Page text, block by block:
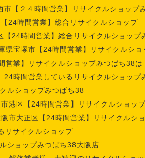
市【２４時間営業】リサイクルショップ
24時間営業】総合リサイクルショップ
【24時間営業】総合リサイクルショップ
県宝塚市【24時間営業】リサイクルショ
営業】リサイクルショップみつばち38は
時間営業しているリサイクルショップ
ルショップみつばち38
市港区【24時間営業】リサイクルショッ
市大正区【24時間営業】リサイクルシ
リサイクルショップ
ショップみつばち38大阪店